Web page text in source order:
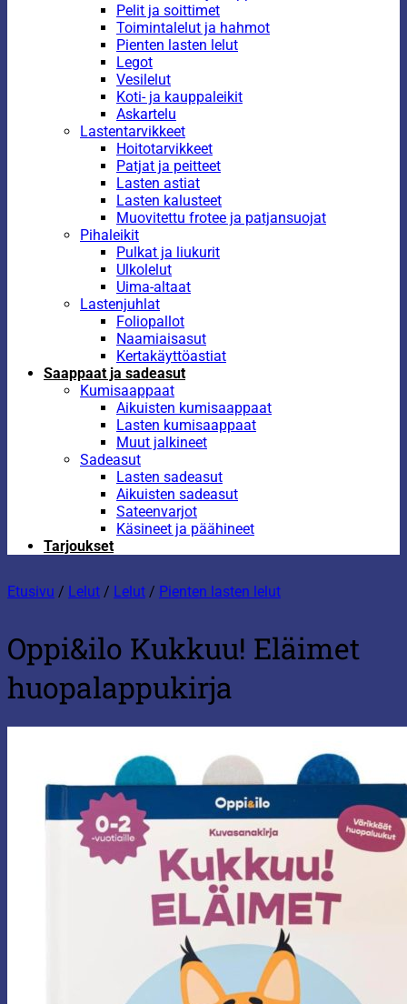
Pelit ja soittimet
Toimintalelut ja hahmot
Pienten lasten lelut
Legot
Vesilelut
Koti- ja kauppaleikit
Askartelu
Lastentarvikkeet
Hoitotarvikkeet
Patjat ja peitteet
Lasten astiat
Lasten kalusteet
Muovitettu frotee ja patjansuojat
Pihaleikit
Pulkat ja liukurit
Ulkolelut
Uima-altaat
Lastenjuhlat
Foliopallot
Naamiaisasut
Kertakäyttöastiat
Saappaat ja sadeasut
Kumisaappaat
Aikuisten kumisaappaat
Lasten kumisaappaat
Muut jalkineet
Sadeasut
Lasten sadeasut
Aikuisten sadeasut
Sateenvarjot
Käsineet ja päähineet
Tarjoukset
Etusivu / Lelut / Lelut / Pienten lasten lelut
Oppi&ilo Kukkuu! Eläimet
huopalappukirja